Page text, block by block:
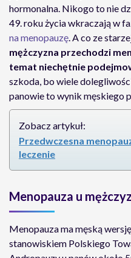
hormonalna. Nikogo to nie
49. roku życia wkraczają w
na menopauzę.A co ze
mężczyzna przechodzi
temat niechętnie
szkoda, bo wiele
panowie to wynik męskiego
Zobacz artykuł:
Przedwczesna
leczenie
Menopauza u
Menopauza ma męską
stanowiskiem Polskiego